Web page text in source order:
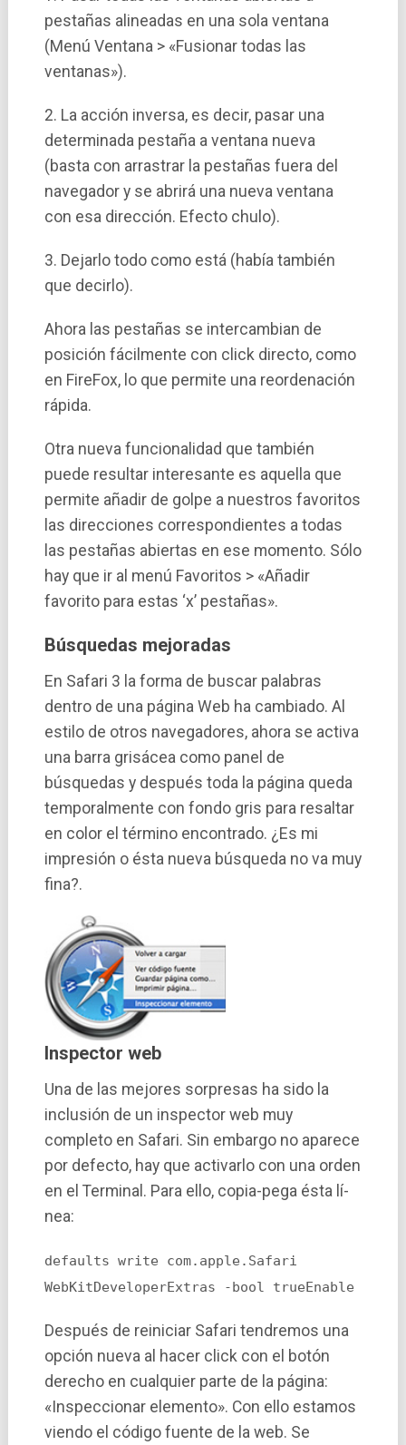
pestañas alineadas en una sola ventana
(Menú Ventana > «Fusionar todas las
ventanas»).
2. La acción inversa, es decir, pasar una
determinada pestaña a ventana nueva
(basta con arrastrar la pestañas fuera del
navegador y se abrirá una nueva ventana
con esa dirección. Efecto chulo).
3. Dejarlo todo como está (habí­a también
que decirlo).
Ahora las pestañas se intercambian de
posición fácilmente con click directo, como
en FireFox, lo que permite una reordenación
rápida.
Otra nueva funcionalidad que también
puede resultar interesante es aquella que
permite añadir de golpe a nuestros favoritos
las direcciones correspondientes a todas
las pestañas abiertas en ese momento. Sólo
hay que ir al menú Favoritos > «Añadir
favorito para estas ‘x’ pestañas».
Búsquedas mejoradas
En Safari 3 la forma de buscar palabras
dentro de una página Web ha cambiado. Al
estilo de otros navegadores, ahora se activa
una barra grisácea como panel de
búsquedas y después toda la página queda
temporalmente con fondo gris para resaltar
en color el término encontrado. ¿Es mi
impresión o ésta nueva búsqueda no va muy
fina?.
Inspector web
Una de las mejores sorpresas ha sido la
inclusión de un inspector web muy
completo en Safari. Sin embargo no aparece
por defecto, hay que activarlo con una orden
en el Terminal. Para ello, copia-pega ésta lí­
nea:
defaults write com.apple.Safari
WebKitDeveloperExtras -bool trueEnable
Después de reiniciar Safari tendremos una
opción nueva al hacer click con el botón
derecho en cualquier parte de la página:
«Inspeccionar elemento». Con ello estamos
viendo el código fuente de la web. Se